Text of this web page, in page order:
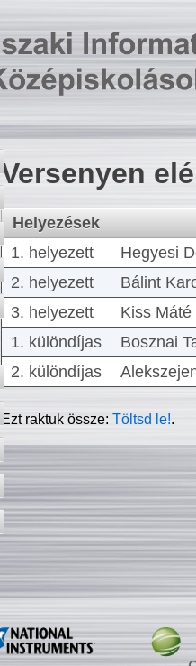
Versenyen
Helyezések
1. helyezett
Hegyesi
2. helyezett
Bálint
3. helyezett
Kiss
1. különdíjas
Bosznai
2. különdíjas
Ezt raktuk össze:Töltsd le!.